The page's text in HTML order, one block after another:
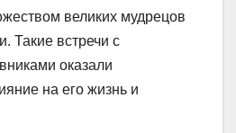
великих мудрецов
Такие встречи с
оказали
на его жизнь и